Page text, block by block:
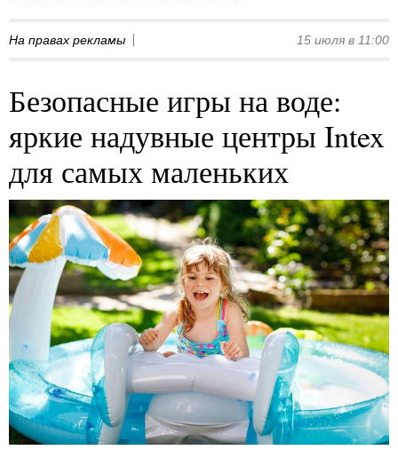
На правах рекламы 15 июля в 11:00
Безопасные игры на воде:
яркие надувные центры Intex
для самых маленьких